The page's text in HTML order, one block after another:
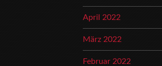
April 2022
März 2022
Februar 2022